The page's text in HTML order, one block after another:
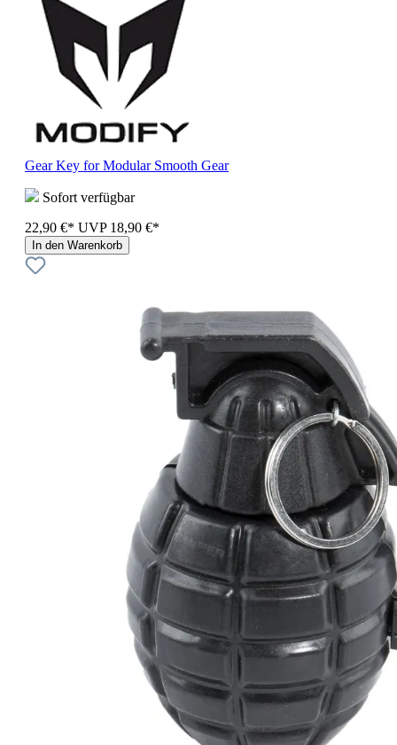
Gear Key for Modular Smooth Gear
Sofort verfügbar
22,90 €* UVP 18,90 €*
In den Warenkorb